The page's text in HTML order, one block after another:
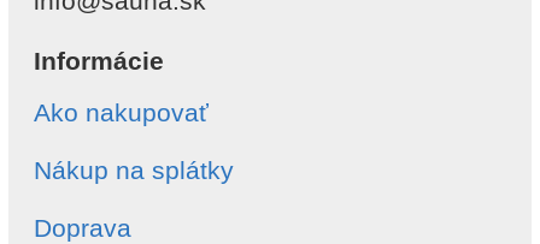
Informácie
Ako nakupovať
Nákup na splátky
Doprava